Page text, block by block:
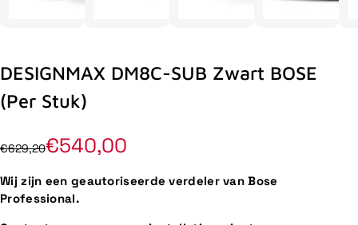
DESIGNMAX DM8C-SUB Zwart BOSE
(Per Stuk)
€629,20€540,00
Wij zijn een geautoriseerde verdeler van Bose
Professional.